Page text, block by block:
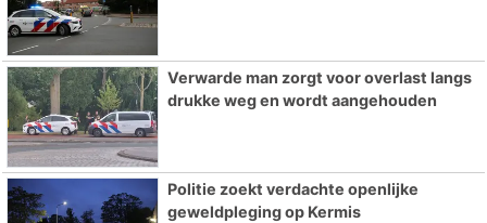
Verwarde man zorgt voor overlast langs
drukke weg en wordt aangehouden
Politie zoekt verdachte openlijke
geweldpleging op Kermis